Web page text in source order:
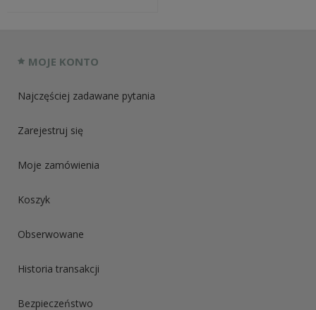
MOJE KONTO
Najczęściej zadawane pytania
Zarejestruj się
Moje zamówienia
Koszyk
Obserwowane
Historia transakcji
Bezpieczeństwo